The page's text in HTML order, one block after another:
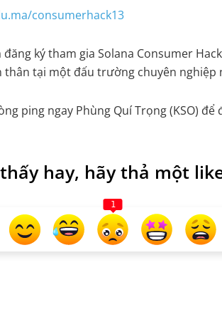
consumerhack13
ký tham gia Solana Consumer
thân tại một đấu trường chuyên nghiệp
ping ngay Phùng Quí Trọng (KSO)
hay, hãy thả một
1